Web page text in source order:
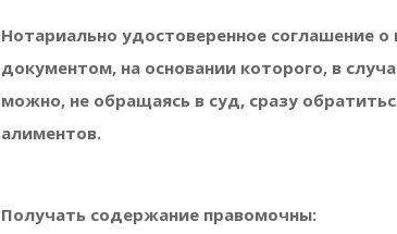
Нотариально удостоверенное соглашение
документом, на основании которого, в
можно, не обращаясь в суд, сразу
алиментов.
Получать содержание правомочны: